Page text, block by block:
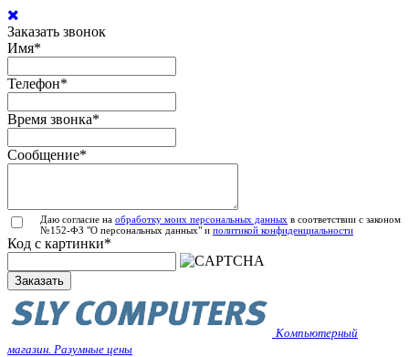
Заказать звонок
Имя*
Телефон*
Время звонка*
Сообщение*
Даю согласие на обработку моих персональных данных в соответствии с законом
№152-ФЗ "О персональных данных" и политикой конфиденциальности
Код с картинки*
Заказать
Компьютерный
магазин. Разумные цены